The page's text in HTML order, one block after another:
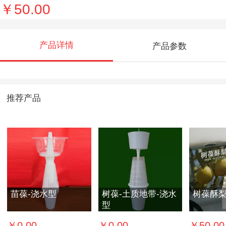
￥50.00
产品详情 产品参数
推荐产品
苗葆-浇水型
树葆-土质地带-浇水
型
树葆酥